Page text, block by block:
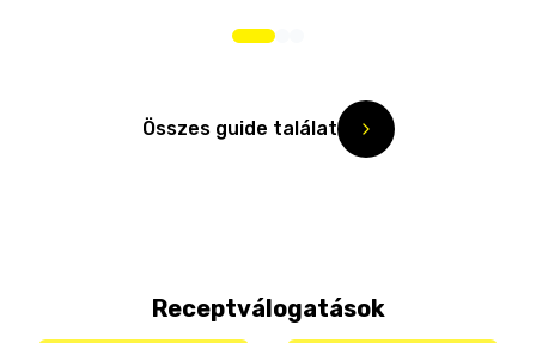
Összes guide találat
Receptválogatások